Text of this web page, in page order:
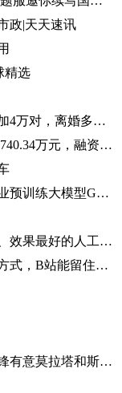
政|天天速讯
精选
一季度全国婚姻数据：结婚登记同比增加4万对，离婚多了12万对
世界信息:中钢国际：6月26日融资买入1740.34万元，融资融券余额2.76亿元
天天看点：科大国创：公司研发电信行业预训练大模型GC-TeleGPT 现已在电信智能客服等领域实现落地应用
我国已形成世界上规模最大、体系最全、效果最好的人工影响天气作业力量
天天资讯：取消播放量显示、增加变现方式，B站能留住UP主吗？
迪马济奥：米兰仍在求购楚克乌泽，中锋有意莫拉塔和斯卡马卡-全球新资讯